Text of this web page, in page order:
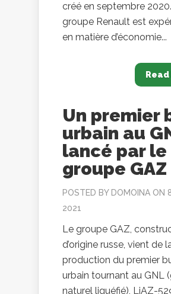
créé en septembre
groupe Renault est
en matière d’économie...
Un premier
urbain au
lancé par le
groupe GAZ
POSTED BY DOMOINA ON
2021
Le groupe GAZ,
d’origine russe, vient de
production du premier
urbain tournant au GNL
naturel liquéfié), LiAZ-